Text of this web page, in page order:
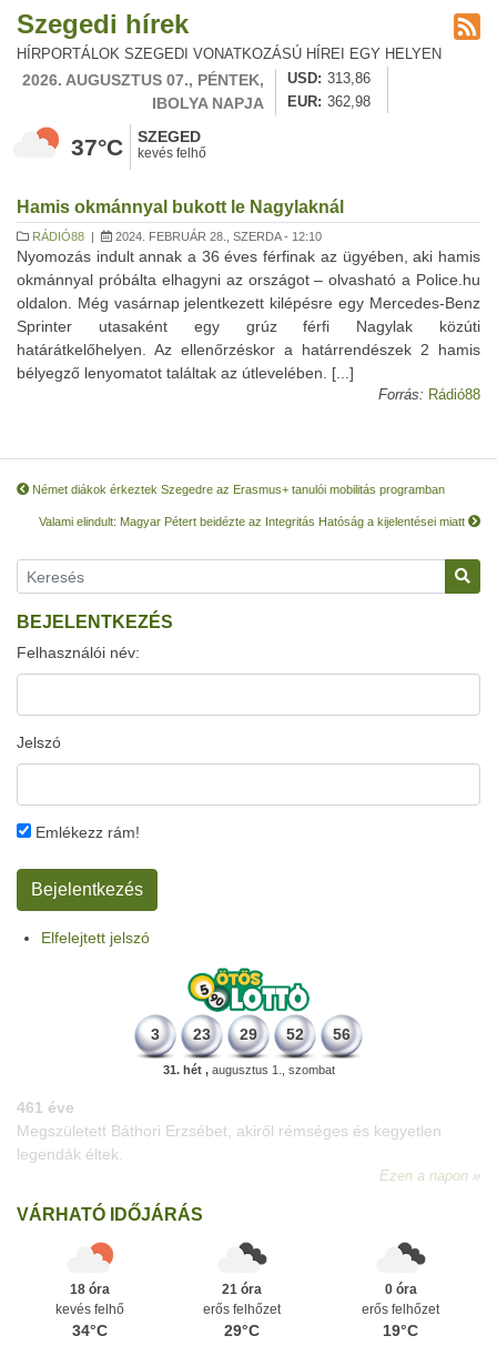
Szegedi hírek
HÍRPORTÁLOK SZEGEDI VONATKOZÁSÚ HÍREI EGY HELYEN
2026. AUGUSZTUS 07., PÉNTEK,
IBOLYA NAPJA
USD
313,86
EUR
362,98
37°C SZEGED
kevés felhő
Hamis okmánnyal bukott le Nagylaknál
RÁDIÓ88 | 2024. FEBRUÁR 28., SZERDA - 12:10
Nyomozás indult annak a 36 éves férfinak az ügyében, aki hamis
okmánnyal próbálta elhagyni az országot – olvasható a Police.hu
oldalon. Még vasárnap jelentkezett kilépésre egy Mercedes-Benz
Sprinter utasaként egy grúz férfi Nagylak közúti
határátkelőhelyen. Az ellenőrzéskor a határrendészek 2 hamis
bélyegző lenyomatot találtak az útlevelében. [...]
Forrás: Rádió88
Német diákok érkeztek Szegedre az Erasmus+ tanulói mobilitás programban
Valami elindult: Magyar Pétert beidézte az Integritás Hatóság a kijelentései miatt
BEJELENTKEZÉS
Felhasználói név:
Jelszó
Emlékezz rám!
Elfelejtett jelszó
3 23 29 52 56
31. hét ,augusztus 1., szombat
196 éve
Megszületett Kondor Gusztáv csillagász, matematikus, egyetemi
tanár, akadémikus.
Ezen a napon
VÁRHATÓ IDŐJÁRÁS
18 óra
kevés felhő
34°C
21 óra
erős felhőzet
29°C
0 óra
erős felhőzet
19°C